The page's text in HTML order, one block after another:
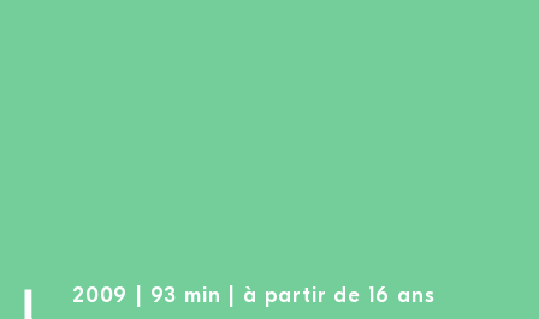
2009 | 93 min | à partir de 16 ans